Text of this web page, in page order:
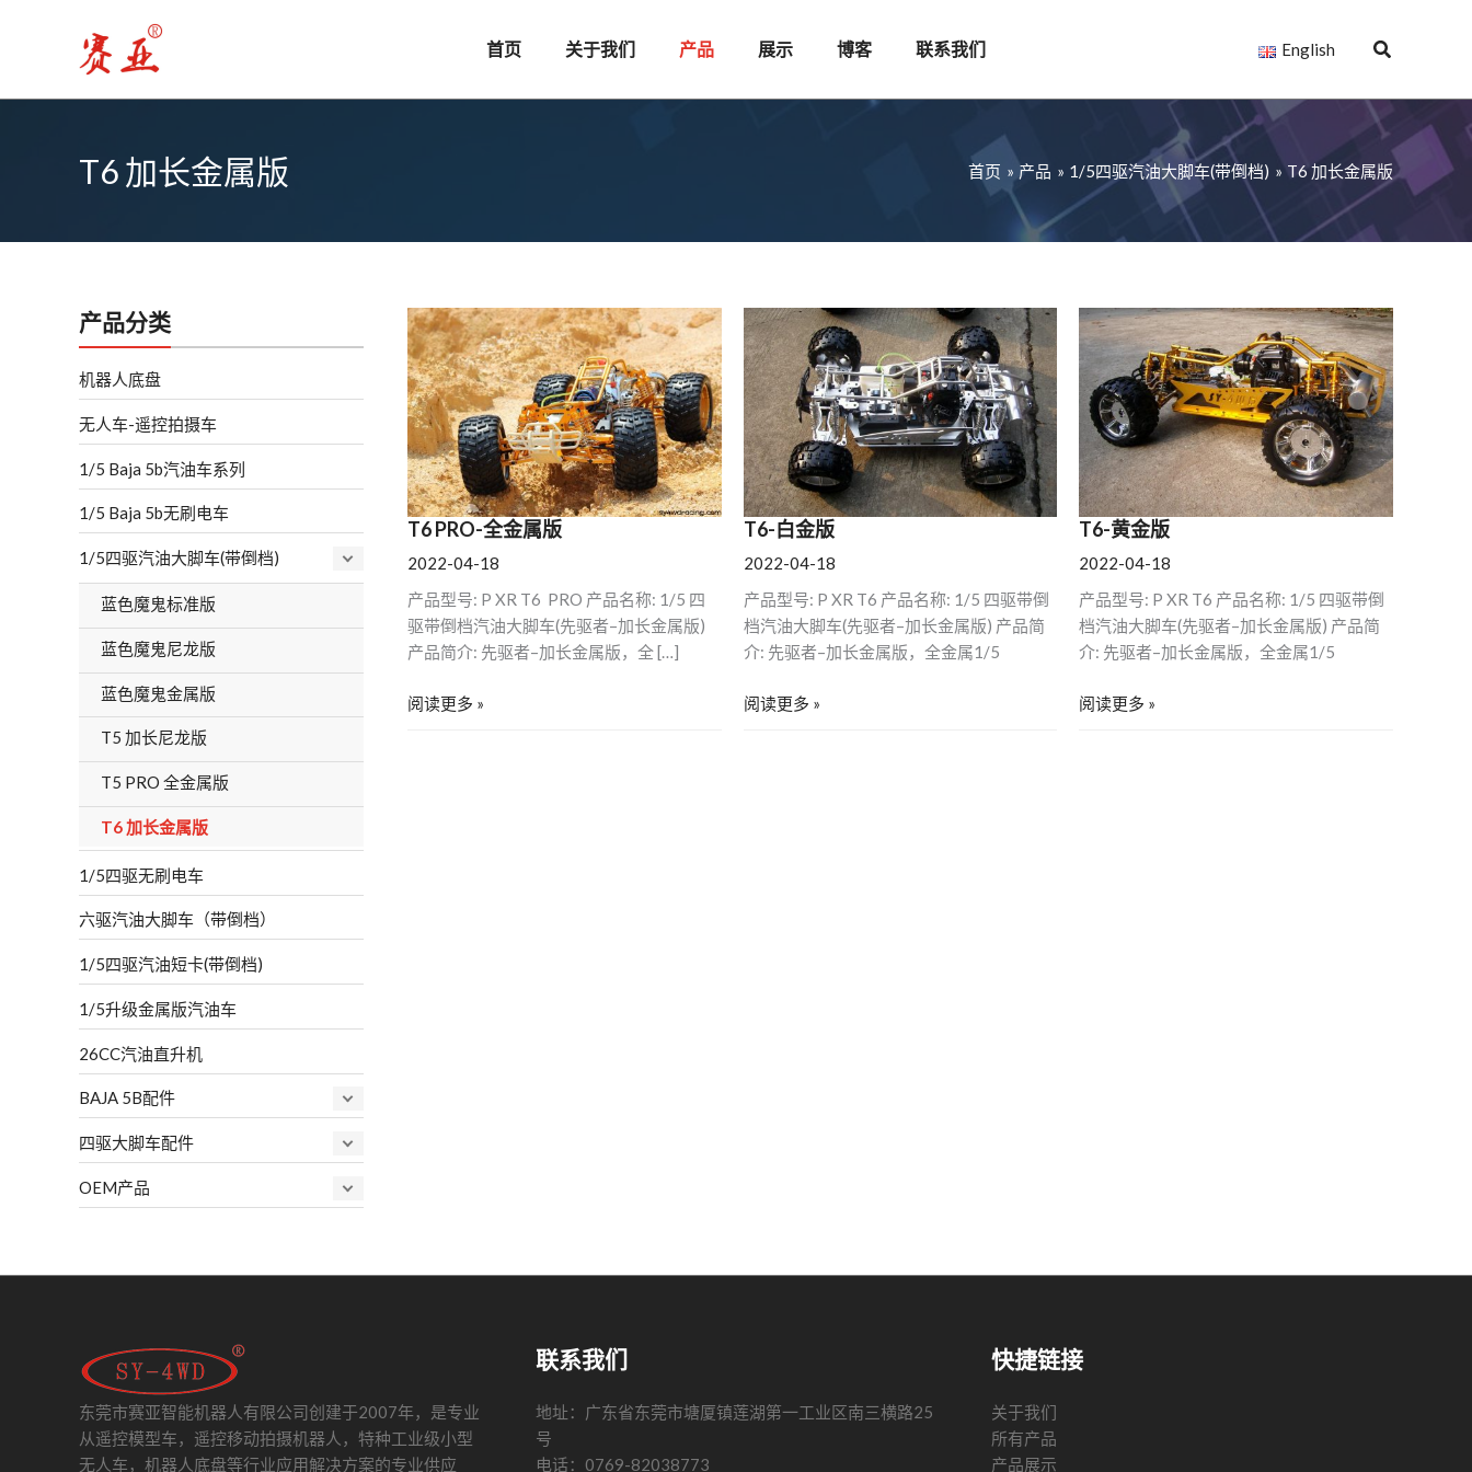
首页 关于我们 产品 展示 博客 联系我们 English
T6 加长金属版 首页 产品 1/5四驱汽油大脚车(带倒档) T6 加长金属版
产品分类
机器人底盘
无人车-遥控拍摄车
1/5 Baja 5b汽油车系列
1/5 Baja 5b无刷电车
1/5四驱汽油大脚车(带倒档)
蓝色魔鬼标准版
蓝色魔鬼尼龙版
蓝色魔鬼金属版
T5 加长尼龙版
T5 PRO 全金属版
T6 加长金属版
1/5四驱无刷电车
六驱汽油大脚车（带倒档）
1/5四驱汽油短卡(带倒档)
1/5升级金属版汽油车
26CC汽油直升机
BAJA 5B配件
四驱大脚车配件
OEM产品
T6 PRO-全金属版
2022-04-18
产品型号: P XR T6 PRO 产品名称: 1/5 四
驱带倒档汽油大脚车(先驱者–加长金属版)
产品简介: 先驱者–加长金属版，全 […]
全
金
属
版
阅读更多 »
T6-白金版
2022-04-18
产品型号: P XR T6 产品名称: 1/5 四驱带倒
档汽油大脚车(先驱者–加长金属版) 产品简
介: 先驱者–加长金属版，全金属1/5
金
版
阅读更多 »
T6-黄金版
2022-04-18
产品型号: P XR T6 产品名称: 1/5 四驱带倒
档汽油大脚车(先驱者–加长金属版) 产品简
介: 先驱者–加长金属版，全金属1/5
金
阅读更多 »
东莞市赛亚智能机器人有限公司创建于2007年，是专业
从遥控模型车，遥控移动拍摄机器人，特种工业级小型
无人车，机器人底盘等行业应用解决方案的专业供应
联系我们
地址：广东省东莞市塘厦镇莲湖第一工业区南三横路25
号
电话：0769-82038773
快捷链接
关于我们
所有产品
产品展示